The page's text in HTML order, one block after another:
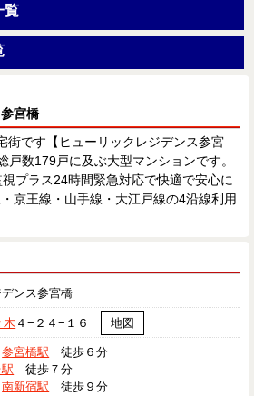
覧
宮橋
街です【ヒューリックレジデンス参宮
戸数179戸に及ぶ大型マンションです。
プラス24時間緊急対応で快適で安心に
京王線・山手線・大江戸線の4沿線利用
ンス参宮橋
木 ４−２４−１６ 地図
参宮橋駅 徒歩６分
徒歩７分
南新宿駅 徒歩９分